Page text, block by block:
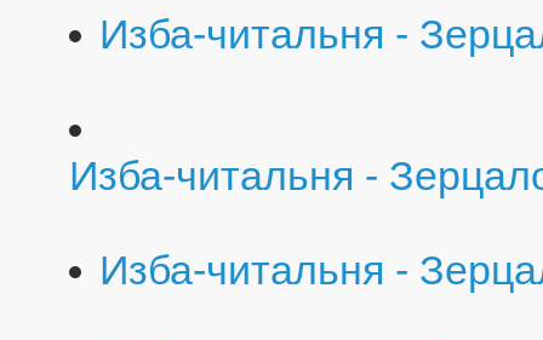
Изба-читальня -
Изба-читальня -
Изба-читальня -